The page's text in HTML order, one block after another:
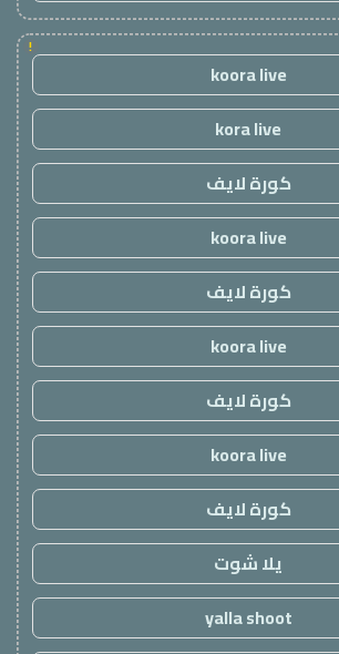
!
koora live
kora live
كورة لايف
koora live
كورة لايف
koora live
كورة لايف
koora live
كورة لايف
يلا شوت
yalla shoot